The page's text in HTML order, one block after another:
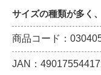
サイズの種類が多く
商品コード：
JAN：